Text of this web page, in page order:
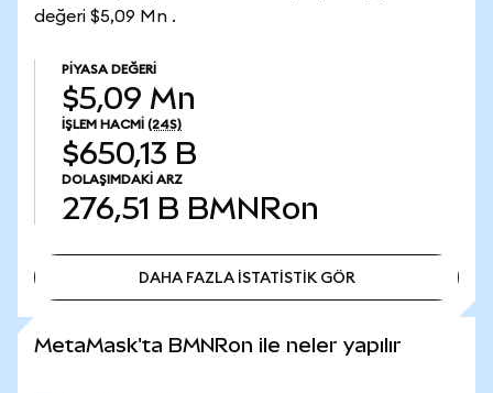
değeri $5,09 Mn .
PIYASA DEĞERI
$5,09 Mn
İŞLEM HACMI (24S)
$650,13 B
DOLAŞIMDAKI ARZ
276,51 B BMNRon
DAHA FAZLA İSTATİSTİK GÖR
MetaMask'ta BMNRon ile neler yapılır